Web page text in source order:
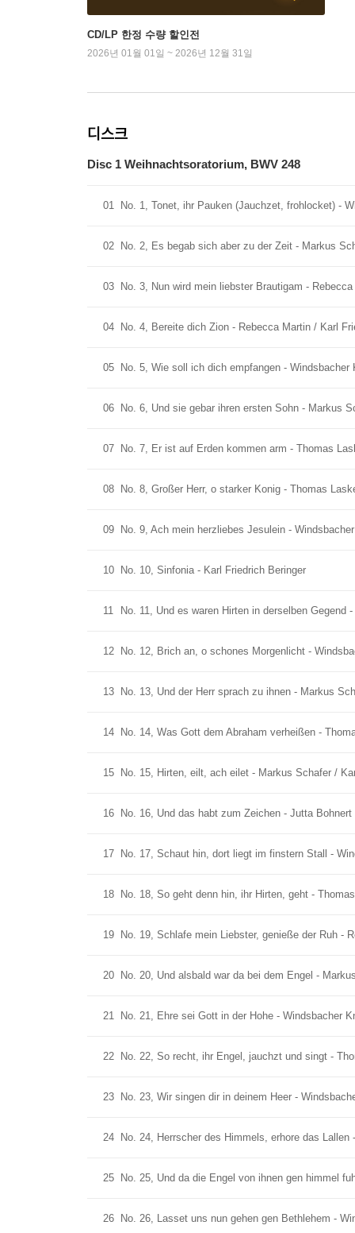
CD/LP 한정 수량 할인전
2026년 01월 01일 ~ 2026년 12월 31일
디스크
Disc 1 Weihnachtsoratorium, BWV 248
01 No. 1, Tonet, ihr Pauken (Jauchzet, frohlocket) -
02 No. 2, Es begab sich aber zu der Zeit - Markus
03 No. 3, Nun wird mein liebster Brautigam -
04 No. 4, Bereite dich Zion - Rebecca Martin / Karl
05 No. 5, Wie soll ich dich empfangen -
06 No. 6, Und sie gebar ihren ersten Sohn - Markus
07 No. 7, Er ist auf Erden kommen arm - Thomas
08 No. 8, Großer Herr, o starker Konig - Thomas
09 No. 9, Ach mein herzliebes Jesulein -
10 No. 10, Sinfonia - Karl Friedrich Beringer
11 No. 11, Und es waren Hirten in derselben
12 No. 12, Brich an, o schones Morgenlicht -
13 No. 13, Und der Herr sprach zu ihnen - Markus
14 No. 14, Was Gott dem Abraham verheißen -
15 No. 15, Hirten, eilt, ach eilet - Markus Schafer /
16 No. 16, Und das habt zum Zeichen - Jutta
17 No. 17, Schaut hin, dort liegt im finstern Stall -
18 No. 18, So geht denn hin, ihr Hirten, geht -
19 No. 19, Schlafe mein Liebster, genieße der Ruh -
20 No. 20, Und alsbald war da bei dem Engel -
21 No. 21, Ehre sei Gott in der Hohe - Windsbacher
22 No. 22, So recht, ihr Engel, jauchzt und singt -
23 No. 23, Wir singen dir in deinem Heer -
24 No. 24, Herrscher des Himmels, erhore das
25 No. 25, Und da die Engel von ihnen gen himmel
26 No. 26, Lasset uns nun gehen gen Bethlehem -